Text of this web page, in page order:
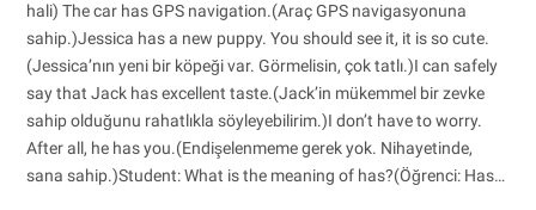
hali) The car has GPS navigation.(Araç GPS navigasyonuna
sahip.)Jessica has a new puppy. You should see it, it is so cute.
(Jessica’nın yeni bir köpeği var. Görmelisin, çok tatlı.)I can safely
say that Jack has excellent taste.(Jack’in mükemmel bir zevke
sahip olduğunu rahatlıkla söyleyebilirim.)I don’t have to worry.
After all, he has you.(Endişelenmeme gerek yok. Nihayetinde,
sana sahip.)Student: What is the meaning of has?(Öğrenci: Has…